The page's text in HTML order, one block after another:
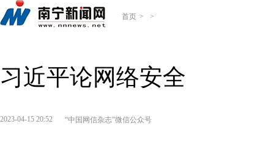
首页 > >
习近平论网络安全
2023-04-15 20:52 “中国网信杂志”微信公众号